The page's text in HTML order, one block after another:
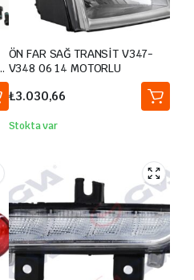
ÖN FAR SAĞ TRANSİT V347-
V348 06 14 MOTORLU
₺3.030,66
Stokta var